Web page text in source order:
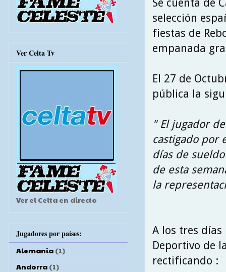
Se cuenta de
selección
fiestas de
empanada
El 27 de
pública la
" El jugador
castigado por
días de
de esta
la
A los tres
Deportivo de
rectificando :
Ver Celta Tv
Ver el Celta en directo
Jugadores por países:
Alemania (1)
Andorra (1)